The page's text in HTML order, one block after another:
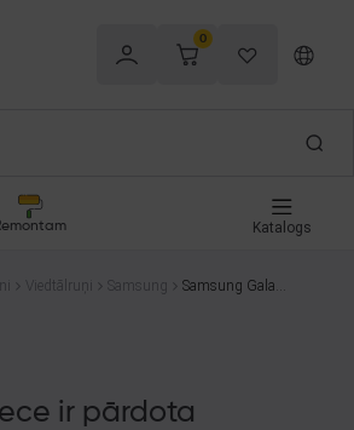
0
Katalogs
Viedtālruņi Samsung
Samsung Galaxy
ir pārdota